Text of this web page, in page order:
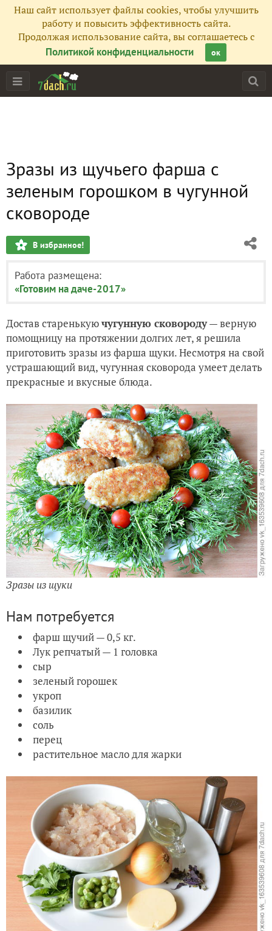
Наш сайт использует файлы cookies, чтобы улучшить
работу и повысить эффективность сайта.
Продолжая использование сайта, вы соглашаетесь с
Политикой конфиденциальности
ок
Зразы из щучьего фарша с
зеленым горошком в чугунной
сковороде
В избранное!
Работа размещена:
«Готовим на даче-2017»
Достав старенькуючугунную сковороду— верную
помощницу на протяжении долгих лет, я решила
приготовить зразы из фарша щуки. Несмотря на свой
устрашающий вид, чугунная сковорода умеет делать
прекрасные и вкусные блюда.
Зразы из щуки
Нам потребуется
фарш щучий — 0,5 кг.
Лук репчатый — 1 головка
сыр
зеленый горошек
укроп
базилик
соль
перец
растительное масло для жарки